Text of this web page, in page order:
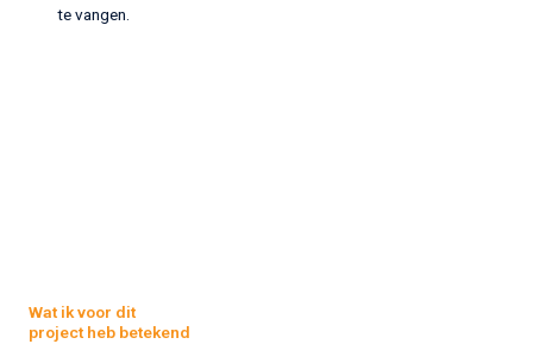
te vangen.
Wat ik voor dit
project heb betekend